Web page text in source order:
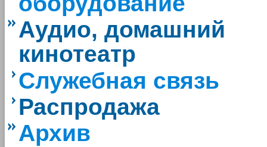
Аудио, домашний
кинотеатр
Служебная связь
Распродажа
Архив